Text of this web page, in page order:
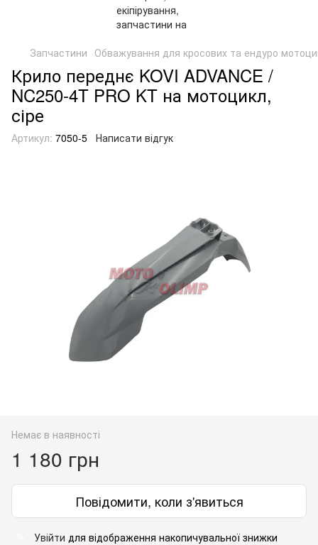
Запчастини Обважування для кросових та ендуро
Крило переднє KOVI ADVANCE /
NC250-4T PRO KT на мотоцикл,
сіре
Артикул: 7050-5 Написати відгук
Немає в наявності
1 180 грн
Повідомити, коли з'явиться
Увійти для відображення накопичувальної знижки